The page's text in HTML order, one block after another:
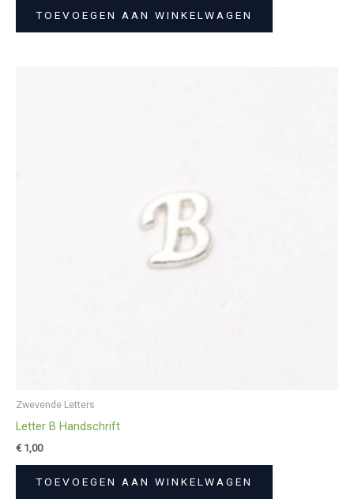
TOEVOEGEN AAN WINKELWAGEN
Zwevende Letters
Letter B Handschrift
€1,00
TOEVOEGEN AAN WINKELWAGEN